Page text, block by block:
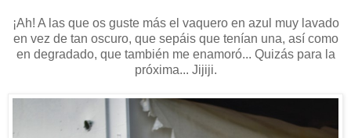
¡Ah! A las que os guste más el vaquero en azul muy lavado
en vez de tan oscuro, que sepáis que tenían una, así como
en degradado, que también me enamoró... Quizás para la
próxima... Jijiji.